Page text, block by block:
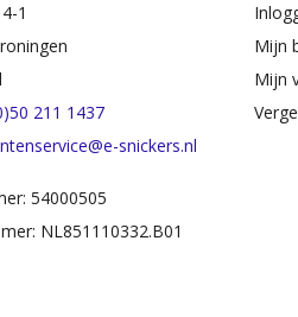
1
211 1437
snickers.nl
54000505
NL851110332.B01
Mijn
Mijn